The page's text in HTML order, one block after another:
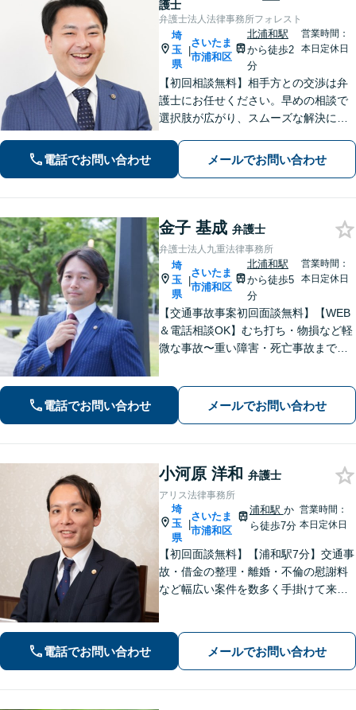
護士
弁護士法人法律事務所フォレスト
埼
玉
県
|
さいたま
市浦和区
北浦和駅
から徒歩2
分
営業時間：
本日定休日
【初回相談無料】相手方との交渉は弁
護士にお任せください。早めの相談で
選択肢が広がり、スムーズな解決につ
豊富】【示談成功・不起訴獲得の実績
豊富】あなたの権利を守り、最善の結
電話でお問い合わせ メールでお問い合わせ
金子 基成 弁護士
弁護士法人九重法律事務所
埼
玉
県
|
さいたま
市浦和区
北浦和駅
から徒歩5
分
営業時間：
本日定休日
【交通事故事案初回面談無料】【WEB
＆電話相談OK】むち打ち・物損など軽
微な事故〜重い障害・死亡事故まで、
解決まで全て弁護士が対応し、負担を
軽減します【北浦和駅7分】
電話でお問い合わせ メールでお問い合わせ
小河原 洋和 弁護士
アリス法律事務所
埼
玉
県
|
さいたま
市浦和区
浦和駅 か
ら徒歩7分
営業時間：
本日定休日
【初回面談無料】【浦和駅7分】交通事
故・借金の整理・離婚・不倫の慰謝料
など幅広い案件を数多く手掛けて来ま
出すことを心がけています。まずはご
相談ください。
電話でお問い合わせ メールでお問い合わせ